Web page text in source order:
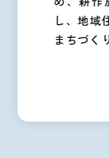
し、地域
まちづく